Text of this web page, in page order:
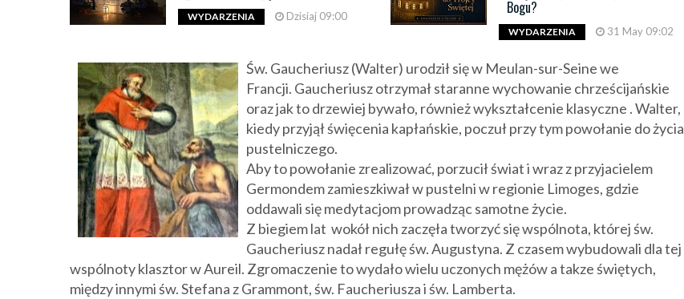
WYDARZENIA Dzisiaj 09:00 Bogu?
WYDARZENIA 31 May 09:02
Św. Gaucheriusz (Walter) urodził się w Meulan-sur-Seine we
Francji. Gaucheriusz otrzymał staranne wychowanie chrześcijańskie
oraz jak to drzewiej bywało, również wykształcenie klasyczne . Walter,
kiedy przyjął święcenia kapłańskie, poczuł przy tym powołanie do życia
pustelniczego.
Aby to powołanie zrealizować, porzucił świat i wraz z przyjacielem
Germondem zamieszkiwał w pustelni w regionie Limoges, gdzie
oddawali się medytacjom prowadząc samotne życie.
Z biegiem lat wokół nich zaczęła tworzyć się wspólnota, której św.
Gaucheriusz nadał regułę św. Augustyna. Z czasem wybudowali dla tej
wspólnoty klasztor w Aureil. Zgromaczenie to wydało wielu uczonych mężów a takze świętych,
między innymi św. Stefana z Grammont, św. Faucheriusza i św. Lamberta.